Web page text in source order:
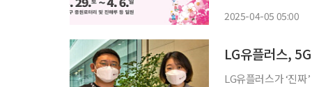
2025-04-05 05:00
LG유플러스,
LG유플러스가 ‘진